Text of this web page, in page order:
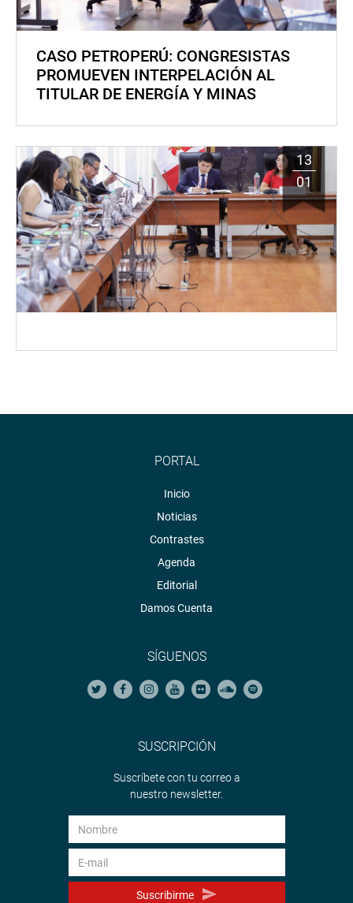
CASO PETROPERÚ: CONGRESISTAS
PROMUEVEN INTERPELACIÓN AL
TITULAR DE ENERGÍA Y MINAS
13
01
PORTAL
Inicio
Noticias
Contrastes
Agenda
Editorial
Damos Cuenta
SÍGUENOS
SUSCRIPCIÓN
Suscríbete con tu correo a
nuestro newsletter.
Suscribirme